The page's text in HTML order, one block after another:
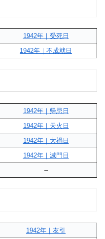
1942年｜受死日
1942年｜不成就日
1942年｜帰忌日
1942年｜天火日
1942年｜大禍日
1942年｜滅門日
–
1942年｜友引